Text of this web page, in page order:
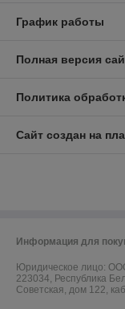
График работы
Полная версия
Политика
Сайт создан на
Информация для
Юридическое лицо:
223034, Республика
Советская, дом 122,